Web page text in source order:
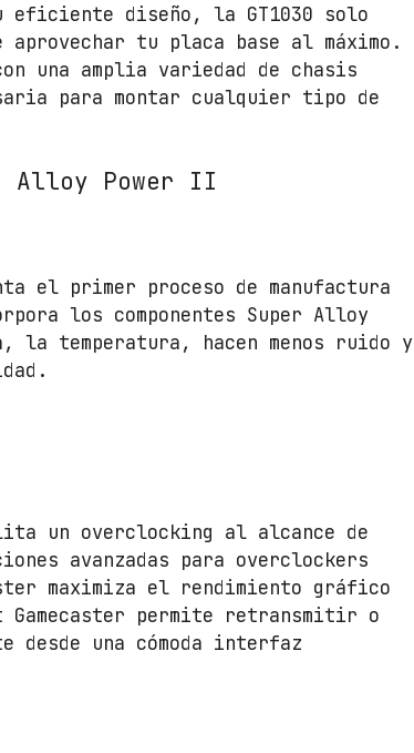
diseño, la GT1030 solo
tu placa base al máximo.
una amplia variedad de chasis
para montar cualquier tipo de
Alloy Power II
el primer proceso de manufactura
los componentes Super Alloy
la temperatura, hacen menos ruido y
un overclocking al alcance de
avanzadas para overclockers
maximiza el rendimiento gráfico
permite retransmitir o
desde una cómoda interfaz